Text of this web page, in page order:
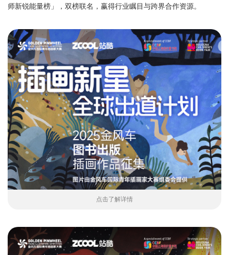
师新锐能量榜」，双榜联名，赢得行业瞩目与跨界合作资源。
点击了解详情